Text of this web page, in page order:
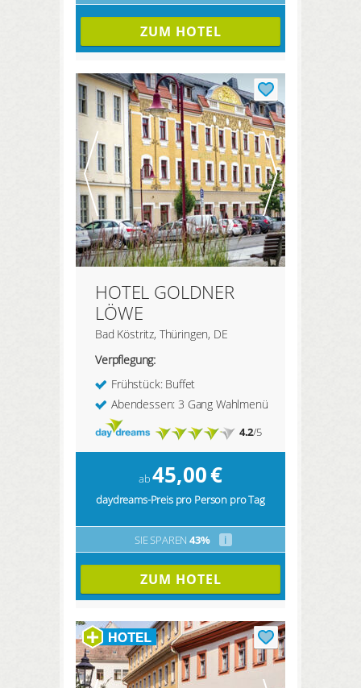
ZUM HOTEL
HOTEL GOLDNER
LÖWE
Bad Köstritz, Thüringen, DE
Verpflegung:
Frühstück: Buffet
Abendessen: 3 Gang Wahlmenü
4.2/5
ab45,00€
daydreams-Preis pro Person pro Tag
SIE SPAREN 43% i
ZUM HOTEL